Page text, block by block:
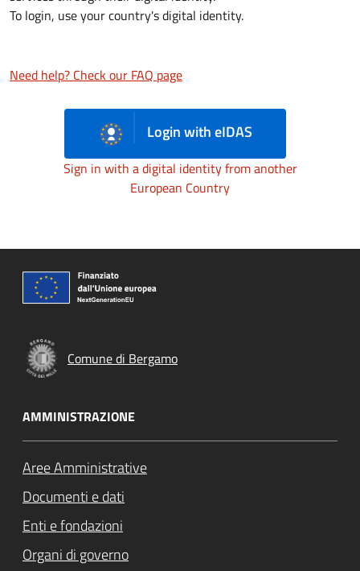
To login, use your country's digital identity.
Need help? Check our FAQ page
Login with eIDAS
Sign in with a digital identity from another
European Country
Comune di Bergamo
AMMINISTRAZIONE
Aree Amministrative
Documenti e dati
Enti e fondazioni
Organi di governo